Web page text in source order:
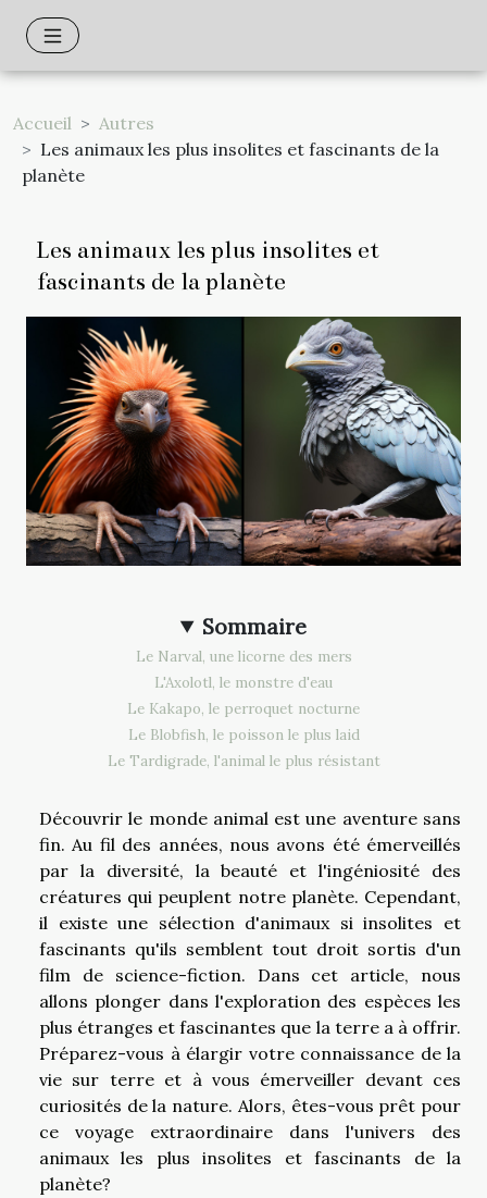
Accueil
Autres
Les animaux les plus insolites et fascinants de la
planète
Les animaux les plus insolites et
fascinants de la planète
Sommaire
Le Narval, une licorne des mers
L'Axolotl, le monstre d'eau
Le Kakapo, le perroquet nocturne
Le Blobfish, le poisson le plus laid
Le Tardigrade, l'animal le plus résistant
Découvrir le monde animal est une aventure sans
fin. Au fil des années, nous avons été émerveillés
par la diversité, la beauté et l'ingéniosité des
créatures qui peuplent notre planète. Cependant,
il existe une sélection d'animaux si insolites et
fascinants qu'ils semblent tout droit sortis d'un
film de science-fiction. Dans cet article, nous
allons plonger dans l'exploration des espèces les
plus étranges et fascinantes que la terre a à offrir.
Préparez-vous à élargir votre connaissance de la
vie sur terre et à vous émerveiller devant ces
curiosités de la nature. Alors, êtes-vous prêt pour
ce voyage extraordinaire dans l'univers des
animaux les plus insolites et fascinants de la
planète?